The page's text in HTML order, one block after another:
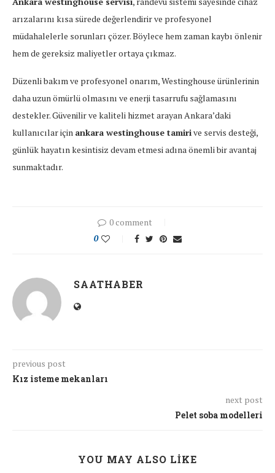
arızalarını kısa sürede değerlendirir ve profesyonel
müdahalelerle sorunları çözer. Böylece hem zaman kaybı önlenir
hem de gereksiz maliyetler ortaya çıkmaz.
Düzenli bakım ve profesyonel onarım, Westinghouse ürünlerinin
daha uzun ömürlü olmasını ve enerji tasarrufu sağlamasını
destekler. Güvenilir ve kaliteli hizmet arayan Ankara’daki
kullanıcılar için ankara westinghouse tamirive servis desteği,
günlük hayatın kesintisiz devam etmesi adına önemli bir avantaj
sunmaktadır.
0 comment
0
SAATHABER
previous post
Kız isteme mekanları
next post
Pelet soba modelleri
YOU MAY ALSO LIKE